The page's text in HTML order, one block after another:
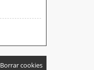
Borrar cookies